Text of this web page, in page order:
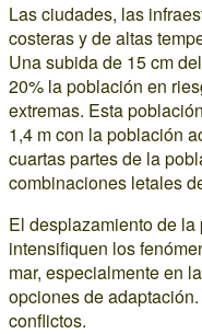
Las ciudades, las
costeras y de altas
Una subida de 15 cm
20% la población en
extremas. Esta
1,4 m con la población
cuartas partes de la
combinaciones letales
El desplazamiento de
intensifiquen los
mar, especialmente en
opciones de
conflictos.